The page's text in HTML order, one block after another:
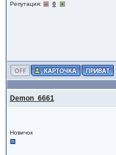
Репутация: 0
Demon_6661
Новичок